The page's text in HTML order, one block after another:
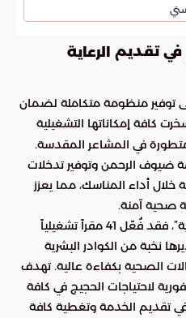
في تقديم
الرعاية
توفير منظومة متكاملة لضمان
كافة إمكاناتها التشغيلية
في المشاعر المقدسة.
ضيوف الرحمن وتوفير تدخلات
خلال أداء المناسك، مما يعزز
صحية آمنة.
وبحسب ما ذكرته “بوابة السعودية”، فقد فُعّل 41 مقراً تشغيلياً
نخبة من الكوادر البشرية
الصحية بكفاءة عالية. تهدف
لاحتياجات الحجيج في كافة
في تقديم الخدمة وتغطية كافة